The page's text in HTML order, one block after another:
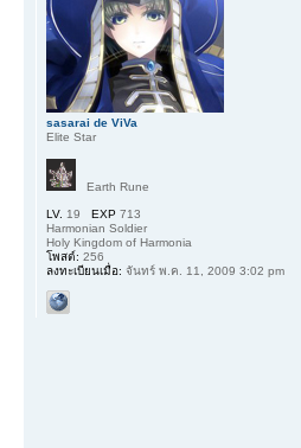
sasarai de ViVa
Elite Star
Earth Rune
LV. 19 EXP 713
Harmonian Soldier
Holy Kingdom of Harmonia
โพสต์: 256
ลงทะเบียนเมื่อ: จันทร์ พ.ค. 11, 2009 3:02 pm